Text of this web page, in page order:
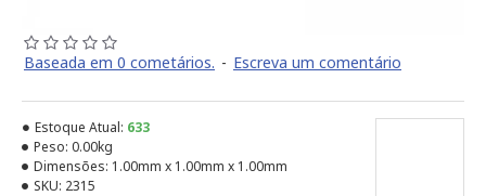
Baseada em 0 cometários. - Escreva um comentário
Estoque Atual: 633
Peso: 0.00kg
Dimensões: 1.00mm x 1.00mm x 1.00mm
SKU: 2315